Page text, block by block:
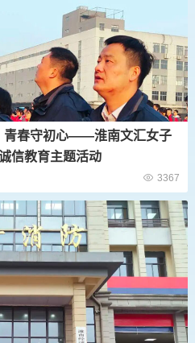
青春守初心——淮南文汇女子
信教育主题活动
3367